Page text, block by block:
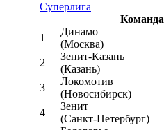
Суперлига
Команда
1
Динамо
(Москва)
2
Зенит-Казань
(Казань)
3
Локомотив
(Новосибирск)
4
Зенит
(Санкт-Петербург)